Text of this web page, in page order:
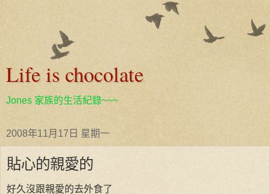
Life is chocolate
Jones 家族的生活紀錄~~~
2008年11月17日 星期一
貼心的親愛的
好久沒跟親愛的去外食了